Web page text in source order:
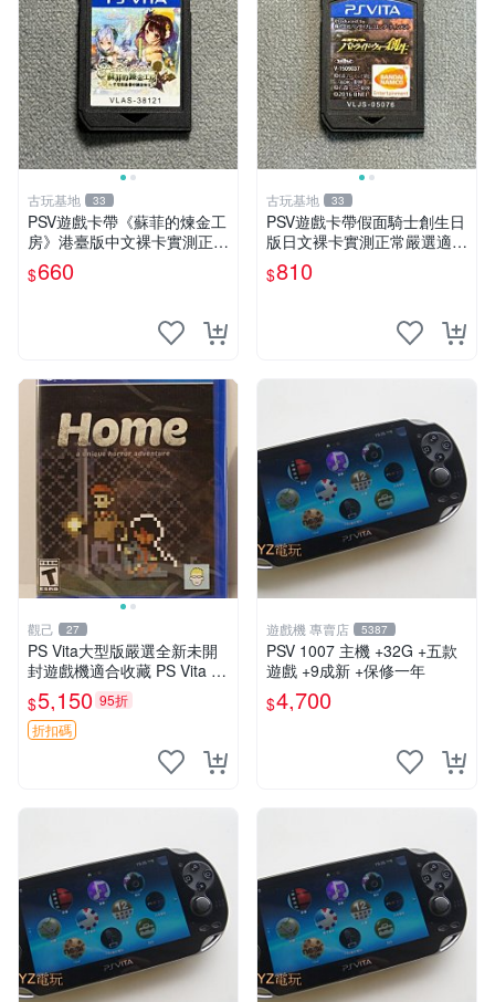
古玩基地 33
PSV遊戲卡帶《蘇菲的煉金工
房》港臺版中文裸卡實測正常
嚴選直銷僅售不退不換單次2
張起享優惠 煉金工房 游戲卡
$660
古玩基地 33
PSV遊戲卡帶假面騎士創生日
版日文裸卡實測正常嚴選適合
收藏2張起享優惠 假面騎士
創生 PSV 卡帶
$810
觀己 27
PS Vita大型版嚴選全新未開
封遊戲機適合收藏 PS Vita 新
型號 家用遊戲機 直營店優選
$5,150 95折
折扣碼
遊戲機 專賣店 5387
PSV 1007 主機 +32G +五款
遊戲 +9成新 +保修一年
$4,700